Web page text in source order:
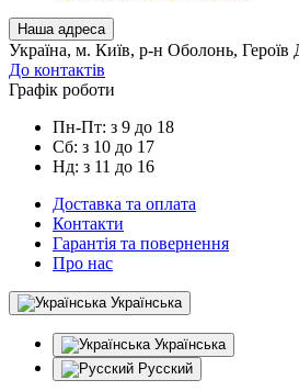
Наша адреса
Українa, м. Київ, р-н Оболонь, Героїв
До контактів
Графік роботи
Пн-Пт: з 9 до 18
Сб: з 10 до 17
Нд: з 11 до 16
Доставка та оплата
Контакти
Гарантія та повернення
Про нас
Українська
Українська
Русский